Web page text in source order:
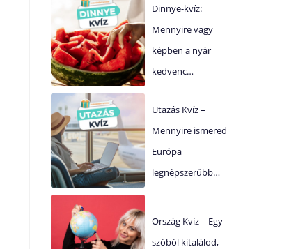
Dinnye-kvíz:
Mennyire vagy
képben a nyár
kedvenc…
Utazás Kvíz –
Mennyire ismered
Európa
legnépszerűbb…
Ország Kvíz – Egy
szóból kitalálod,